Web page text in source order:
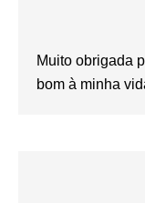
Muito obrigada
bom à minha